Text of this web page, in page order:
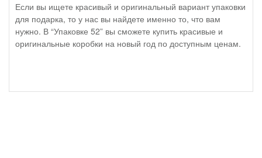
Если вы ищете красивый и оригинальный вариант упаковки
для подарка, то у нас вы найдете именно то, что вам
нужно. В “Упаковке 52” вы сможете купить красивые и
оригинальные коробки на новый год по доступным ценам.